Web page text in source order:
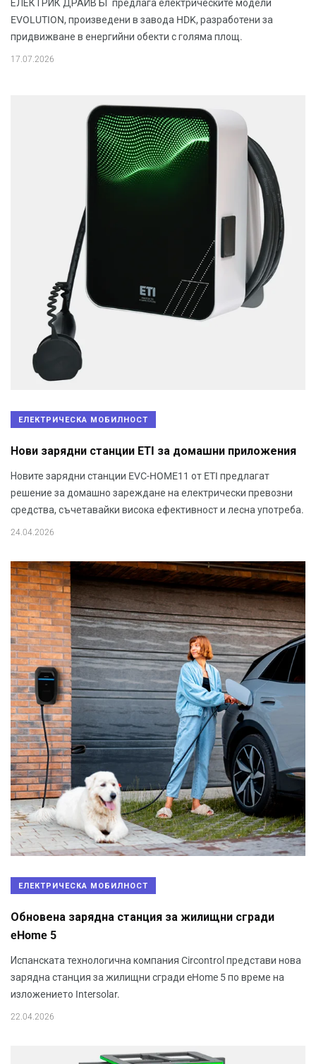
ЕЛЕКТРИК ДРАЙВ БГ предлага електрическите модели
EVOLUTION, произведени в завода HDK, разработени за
придвижване в енергийни обекти с голяма площ.
17.07.2026
ЕЛЕКТРИЧЕСКА МОБИЛНОСТ
Нови зарядни станции ETI за домашни приложения
Новите зарядни станции EVC-HOME11 от ETI предлагат
решение за домашно зареждане на електрически превозни
средства, съчетавайки висока ефективност и лесна употреба.
24.04.2026
ЕЛЕКТРИЧЕСКА МОБИЛНОСТ
Обновена зарядна станция за жилищни сгради
eHome 5
Испанската технологична компания Circontrol представи нова
зарядна станция за жилищни сгради eHome 5 по време на
изложението Intersolar.
22.04.2026